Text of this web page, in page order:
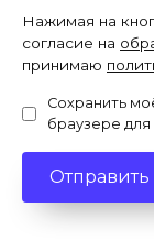
Нажимая на
согласие на
принимаю
Сохранить
браузере